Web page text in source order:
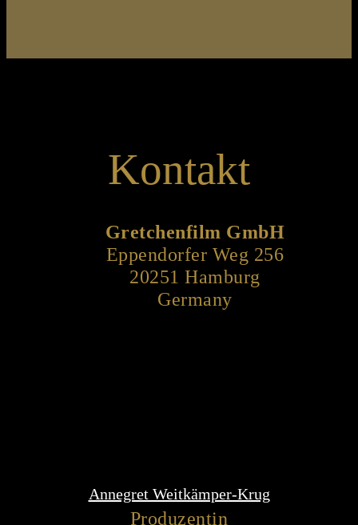
Kontakt
Gretchenfilm GmbH
Eppendorfer Weg 256
20251 Hamburg
Germany
Annegret Weitkämper-Krug
Produzentin